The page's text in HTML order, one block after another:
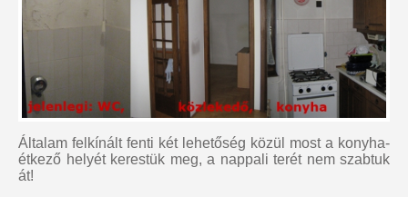
Általam felkínált fenti két lehetőség közül most a konyha-
étkező helyét kerestük meg, a nappali terét nem szabtuk
át!